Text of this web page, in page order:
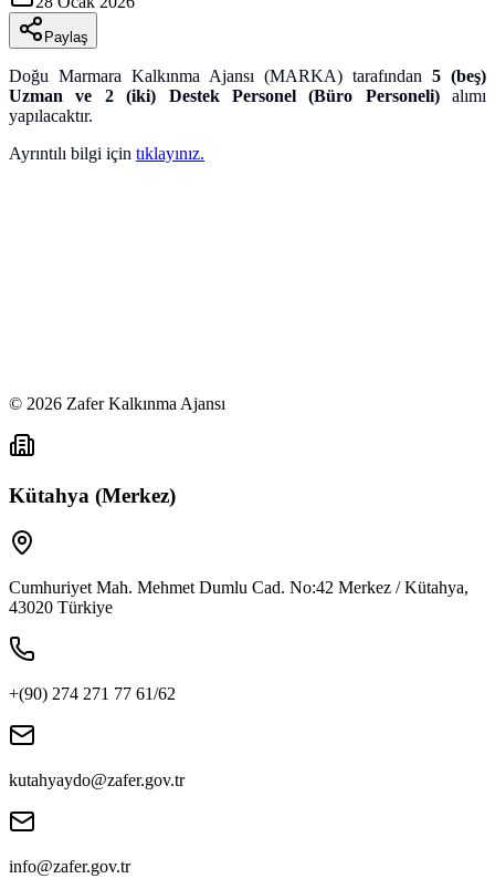
Paylaş
Doğu Marmara Kalkınma Ajansı (MARKA) tarafından 5 (beş)
Uzman ve 2 (iki) Destek Personel (Büro Personeli)alımı
yapılacaktır.
Ayrıntılı bilgi için tıklayınız.
© 2026 Zafer Kalkınma Ajansı
Kütahya (Merkez)
Cumhuriyet Mah. Mehmet Dumlu Cad. No:42 Merkez / Kütahya,
43020 Türkiye
+(90) 274 271 77 61/62
kutahyaydo@zafer.gov.tr
info@zafer.gov.tr